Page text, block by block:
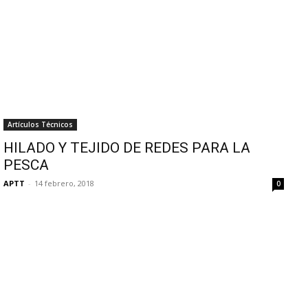
Artículos Técnicos
HILADO Y TEJIDO DE REDES PARA LA
PESCA
APTT - 14 febrero, 2018 0